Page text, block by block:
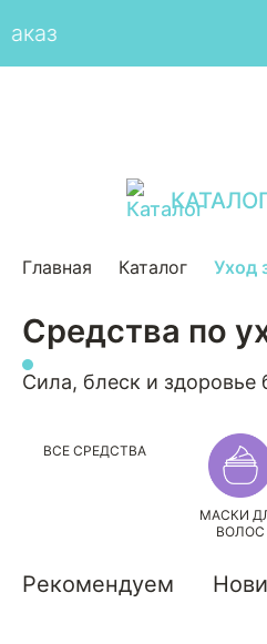
Главная Каталог Уход
Средства по
Сила, блеск и здоровье
ВСЕ СРЕДСТВА
МАСКИ
ВОЛОС
Рекомендуем